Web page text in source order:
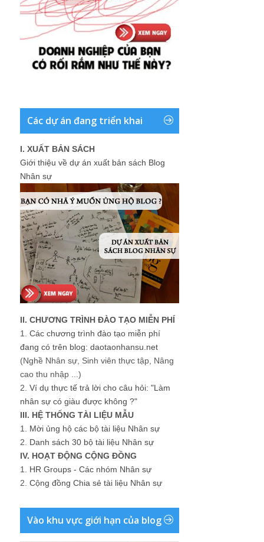
Các dự án đang triển khai
I. XUẤT BẢN SÁCH
Giới thiệu về dự án xuất bản sách Blog
Nhân sự
II. CHƯƠNG TRÌNH ĐÀO TẠO MIỄN PHÍ
1. Các chương trình đào tạo miễn phí
đang có trên blog: daotaonhansu.net
(Nghề Nhân sự, Sinh viên thực tập, Nâng
cao thu nhập ...)
2. Ví dụ thực tế trả lời cho câu hỏi: "Làm
nhân sự có giàu được không ?"
III. HỆ THỐNG TÀI LIỆU MẪU
1. Mời ủng hộ các bộ tài liệu Nhân sự
2. Danh sách 30 bộ tài liệu Nhân sự
IV. HOẠT ĐỘNG CỘNG ĐỒNG
1. HR Groups - Các nhóm Nhân sự
2. Cộng đồng Chia sẻ tài liệu Nhân sự
Vào khu vực giới hạn của blog